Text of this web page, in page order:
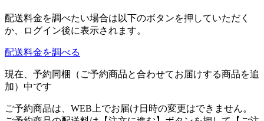
配送料金を調べたい場合は以下のボタンを押していただく
か、ログイン後に表示されます。
配送料金を調べる
現在、予約同梱（ご予約商品と合わせてお届けする商品を追
加）中です
ご予約商品は、WEB上でお届け日時の変更はできません。